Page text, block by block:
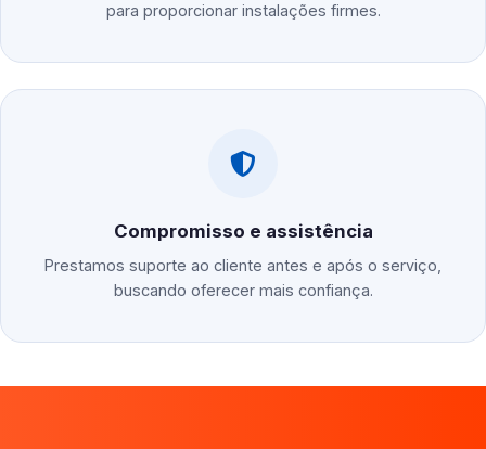
para proporcionar instalações firmes.
Compromisso e assistência
Prestamos suporte ao cliente antes e após o serviço,
buscando oferecer mais confiança.